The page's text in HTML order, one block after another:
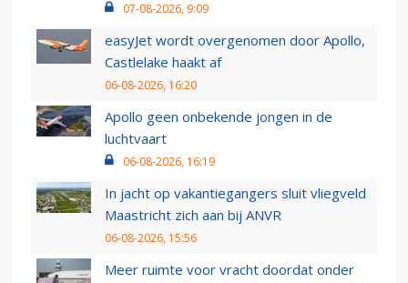
07-08-2026, 9:09
easyJet wordt overgenomen door Apollo,
Castlelake haakt af
06-08-2026, 16:20
Apollo geen onbekende jongen in de
luchtvaart
06-08-2026, 16:19
In jacht op vakantiegangers sluit vliegveld
Maastricht zich aan bij ANVR
06-08-2026, 15:56
Meer ruimte voor vracht doordat onder